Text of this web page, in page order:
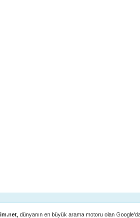
, dünyanın en büyük arama motoru olan